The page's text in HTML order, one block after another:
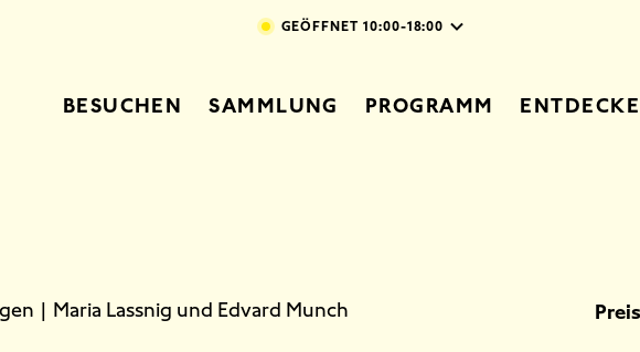
Direkt zum Inhalt
Navigation
BESUCHEN SAMMLUNG PROGRAMM
GEÖFFNET 10:00-18:00
| Maria Lassnig und Edvard Munch
Preis